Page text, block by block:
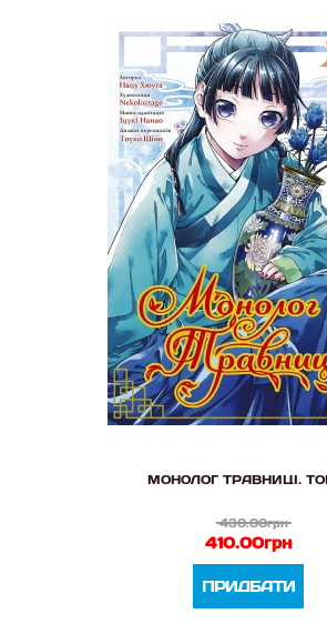
МОНОЛОГ ТРАВНИЦІ.
430.00грн
410.00грн
ПРИДБАТИ